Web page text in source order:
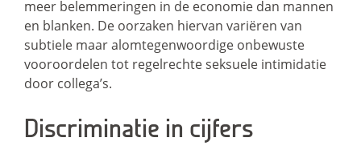
meer belemmeringen in de economie dan mannen
en blanken. De oorzaken hiervan variëren van
subtiele maar alomtegenwoordige onbewuste
vooroordelen tot regelrechte seksuele intimidatie
door collega’s.
Discriminatie in cijfers